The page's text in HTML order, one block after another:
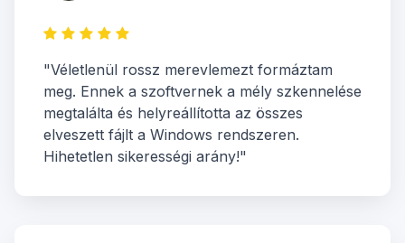
"Véletlenül rossz merevlemezt formáztam
meg. Ennek a szoftvernek a mély szkennelése
megtalálta és helyreállította az összes
elveszett fájlt a Windows rendszeren.
Hihetetlen sikerességi arány!"